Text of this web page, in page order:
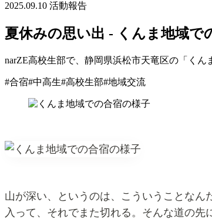
2025.09.10 活動報告
夏休みの思い出 - くんま地域で
narZE高校生部で、静岡県浜松市天竜区の「く
#合宿#中高生#高校生部#地域交流
山が深い、というのは、こういうことな
入って、それでまた切れる。そんな道の先